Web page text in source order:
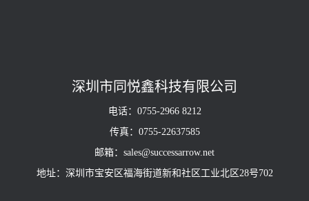
邮箱：sales@successarrow.net
地址：深圳市宝安区福海街道新和社区工业北区28号702
备案号 : 粤ICP备19125956号-1